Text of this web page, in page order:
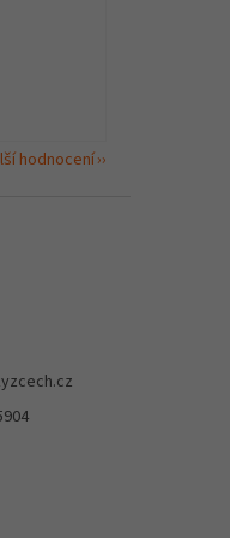
hodnocení